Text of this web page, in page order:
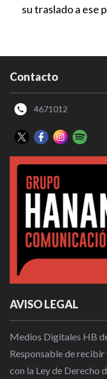
su traslado a ese
Contacto
4671012
AVISO LEGAL
Medios Digitales HB
Responsable de
con la Ley de Derecho